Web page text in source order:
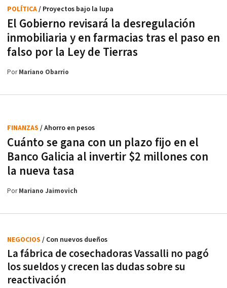
El Gobierno revisará la desregulación
inmobiliaria y en farmacias tras el paso en
falso por la Ley de Tierras
POLÍTICA/ Proyectos bajo la lupa
PorMariano Obarrio
Cuánto se gana con un plazo fijo en el
Banco Galicia al invertir $2 millones con
la nueva tasa
FINANZAS / Ahorro en pesos
PorMariano Jaimovich
La fábrica de cosechadoras Vassalli no pagó
los sueldos y crecen las dudas sobre su
reactivación
NEGOCIOS / Con nuevos dueños